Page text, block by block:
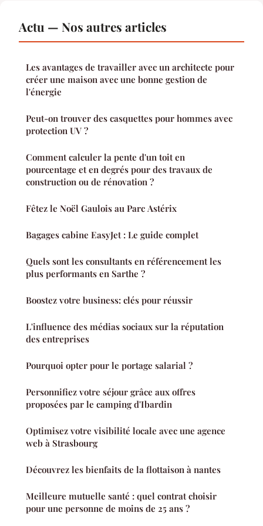
Actu — Nos autres articles
Les avantages de travailler avec un architecte pour
créer une maison avec une bonne gestion de
l'énergie
Peut-on trouver des casquettes pour hommes avec
protection UV ?
Comment calculer la pente d'un toit en
pourcentage et en degrés pour des travaux de
construction ou de rénovation ?
Fêtez le Noël Gaulois au Parc Astérix
Bagages cabine EasyJet : Le guide complet
Quels sont les consultants en référencement les
plus performants en Sarthe ?
Boostez votre business: clés pour réussir
L'influence des médias sociaux sur la réputation
des entreprises
Pourquoi opter pour le portage salarial ?
Personnifiez votre séjour grâce aux offres
proposées par le camping d'Ibardin
Optimisez votre visibilité locale avec une agence
web à Strasbourg
Découvrez les bienfaits de la flottaison à nantes
Meilleure mutuelle santé : quel contrat choisir
pour une personne de moins de 25 ans ?